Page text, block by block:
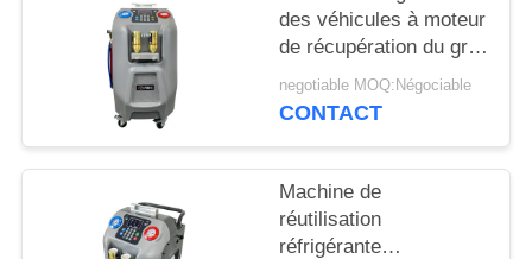
des véhicules à moteur
de récupération du gris
10kg avec 5" ecran
couleur d'affichage à
negotiable MOQ:Négociable
CONTACT
Machine de
réutilisation
réfrigérante